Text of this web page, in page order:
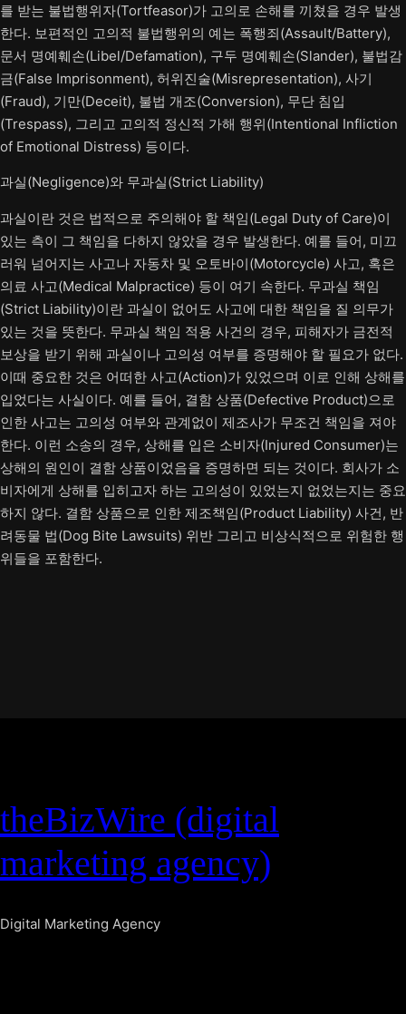
를 받는 불법행위자(Tortfeasor)가 고의로 손해를 끼쳤을 경우 발생
한다. 보편적인 고의적 불법행위의 예는 폭행죄(Assault/Battery),
문서 명예훼손(Libel/Defamation), 구두 명예훼손(Slander), 불법감
금(False Imprisonment), 허위진술(Misrepresentation), 사기
(Fraud), 기만(Deceit), 불법 개조(Conversion), 무단 침입
(Trespass), 그리고 고의적 정신적 가해 행위(Intentional Infliction
of Emotional Distress) 등이다.
과실(Negligence)와 무과실(Strict Liability)
과실이란 것은 법적으로 주의해야 할 책임(Legal Duty of Care)이
있는 측이 그 책임을 다하지 않았을 경우 발생한다. 예를 들어, 미끄
러워 넘어지는 사고나 자동차 및 오토바이(Motorcycle) 사고, 혹은
의료 사고(Medical Malpractice) 등이 여기 속한다. 무과실 책임
(Strict Liability)이란 과실이 없어도 사고에 대한 책임을 질 의무가
있는 것을 뜻한다. 무과실 책임 적용 사건의 경우, 피해자가 금전적
보상을 받기 위해 과실이나 고의성 여부를 증명해야 할 필요가 없다.
이때 중요한 것은 어떠한 사고(Action)가 있었으며 이로 인해 상해를
입었다는 사실이다. 예를 들어, 결함 상품(Defective Product)으로
인한 사고는 고의성 여부와 관계없이 제조사가 무조건 책임을 져야
한다. 이런 소송의 경우, 상해를 입은 소비자(Injured Consumer)는
상해의 원인이 결함 상품이었음을 증명하면 되는 것이다. 회사가 소
비자에게 상해를 입히고자 하는 고의성이 있었는지 없었는지는 중요
하지 않다. 결함 상품으로 인한 제조책임(Product Liability) 사건, 반
려동물 법(Dog Bite Lawsuits) 위반 그리고 비상식적으로 위험한 행
위들을 포함한다.
theBizWire (digital
marketing agency)
Digital Marketing Agency